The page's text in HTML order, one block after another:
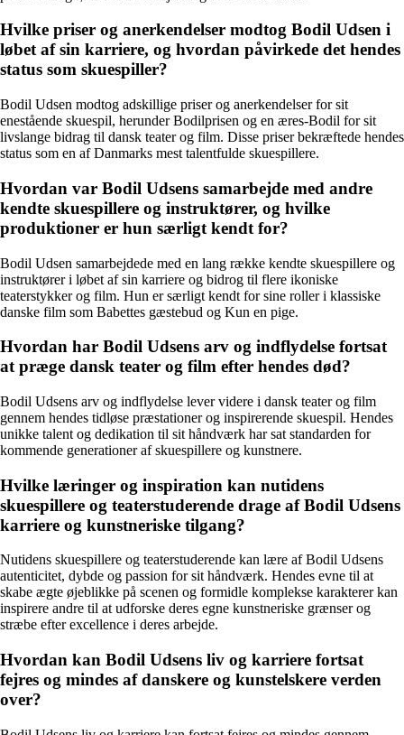
Hvilke priser og anerkendelser modtog Bodil Udsen i
løbet af sin karriere, og hvordan påvirkede det hendes
status som skuespiller?
Bodil Udsen modtog adskillige priser og anerkendelser for sit
enestående skuespil, herunder Bodilprisen og en æres-Bodil for sit
livslange bidrag til dansk teater og film. Disse priser bekræftede hendes
status som en af Danmarks mest talentfulde skuespillere.
Hvordan var Bodil Udsens samarbejde med andre
kendte skuespillere og instruktører, og hvilke
produktioner er hun særligt kendt for?
Bodil Udsen samarbejdede med en lang række kendte skuespillere og
instruktører i løbet af sin karriere og bidrog til flere ikoniske
teaterstykker og film. Hun er særligt kendt for sine roller i klassiske
danske film som Babettes gæstebud og Kun en pige.
Hvordan har Bodil Udsens arv og indflydelse fortsat
at præge dansk teater og film efter hendes død?
Bodil Udsens arv og indflydelse lever videre i dansk teater og film
gennem hendes tidløse præstationer og inspirerende skuespil. Hendes
unikke talent og dedikation til sit håndværk har sat standarden for
kommende generationer af skuespillere og kunstnere.
Hvilke læringer og inspiration kan nutidens
skuespillere og teaterstuderende drage af Bodil Udsens
karriere og kunstneriske tilgang?
Nutidens skuespillere og teaterstuderende kan lære af Bodil Udsens
autenticitet, dybde og passion for sit håndværk. Hendes evne til at
skabe ægte øjeblikke på scenen og formidle komplekse karakterer kan
inspirere andre til at udforske deres egne kunstneriske grænser og
stræbe efter excellence i deres arbejde.
Hvordan kan Bodil Udsens liv og karriere fortsat
fejres og mindes af danskere og kunstelskere verden
over?